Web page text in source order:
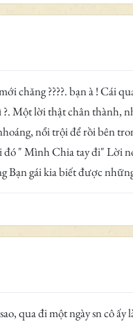
chăng ????. bạn à !
?. Một lời thật chân
nổi trội để rồi bên
" Mình Chia tay đi" Lời
Bạn gái kia biết được
qua đi một ngày sn cô